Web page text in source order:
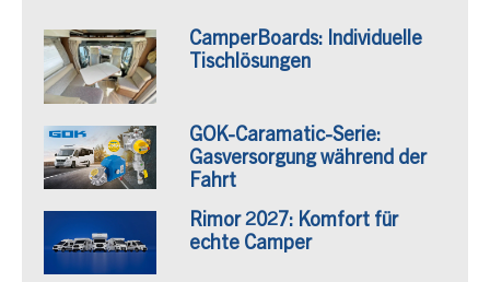
CamperBoards: Individuelle
Tischlösungen
GOK-Caramatic-Serie:
Gasversorgung während der
Fahrt
Rimor 2027: Komfort für
echte Camper